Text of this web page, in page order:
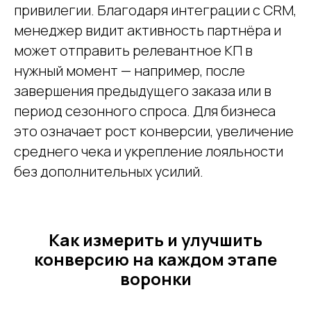
привилегии. Благодаря интеграции с CRM,
менеджер видит активность партнёра и
может отправить релевантное КП в
нужный момент — например, после
завершения предыдущего заказа или в
период сезонного спроса. Для бизнеса
это означает рост конверсии, увеличение
среднего чека и укрепление лояльности
без дополнительных усилий.
Как измерить и улучшить
конверсию на каждом этапе
воронки